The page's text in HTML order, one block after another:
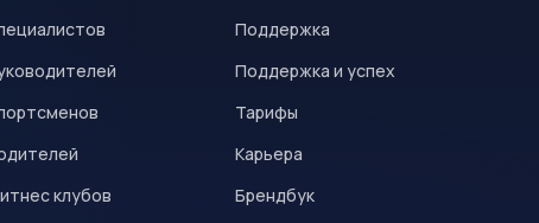
клубов
Поддержка
Поддержка и успех
Тарифы
Карьера
Брендбук